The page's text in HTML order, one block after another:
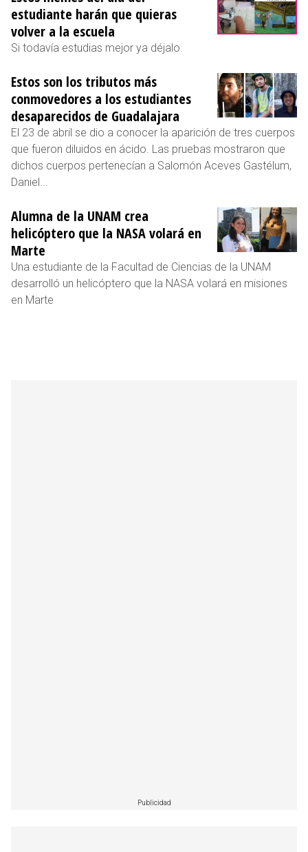
estudiante harán que quieras
volver a la escuela
Si todavía estudias mejor ya déjalo.
Estos son los tributos más
conmovedores a los estudiantes
desaparecidos de Guadalajara
El 23 de abril se dio a conocer la aparición de tres cuerpos
que fueron diluidos en ácido. Las pruebas mostraron que
dichos cuerpos pertenecían a Salomón Aceves Gastélum,
Daniel...
Alumna de la UNAM crea
helicóptero que la NASA volará en
Marte
Una estudiante de la Facultad de Ciencias de la UNAM
desarrolló un helicóptero que la NASA volará en misiones
en Marte
Publicidad